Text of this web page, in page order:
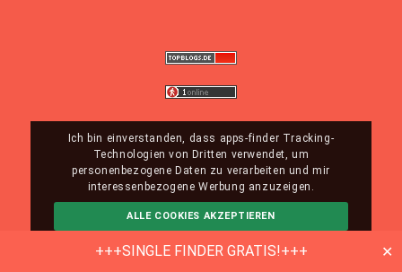
+++SINGLE FINDER GRATIS!+++ ✕
Ich bin einverstanden, dass apps-finder Tracking-
Technologien von Dritten verwendet, um
personenbezogene Daten zu verarbeiten und mir
interessenbezogene Werbung anzuzeigen.
ALLE COOKIES AKZEPTIEREN
ABLEHNEN MEHR INFO